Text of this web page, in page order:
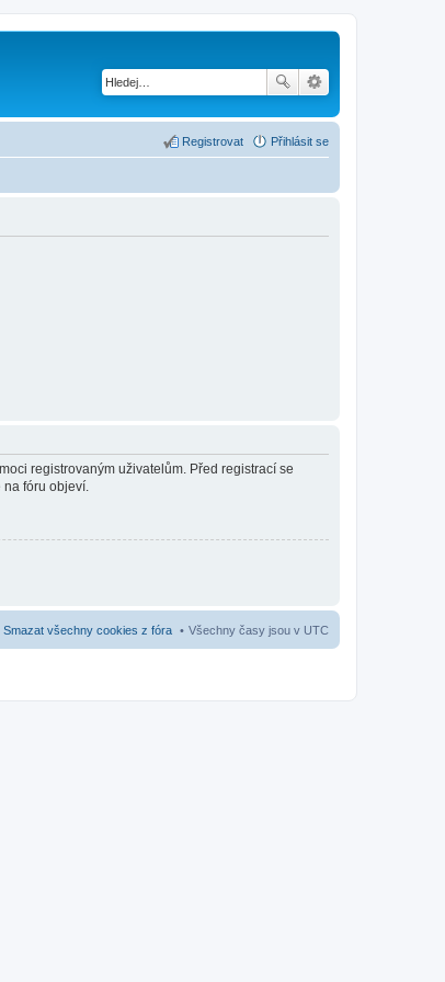
Přihlásit se
Registrovat
registrovaným uživatelům. Před registrací se
na fóru objeví.
Všechny časy jsou v UTC
Smazat všechny cookies z fóra